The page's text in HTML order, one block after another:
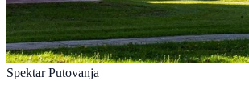
Spektar Putovanja